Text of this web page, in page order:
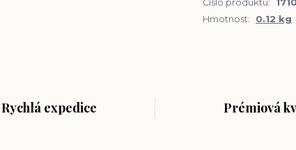
Hmotnost:
0.12 kg
Rychlá expedice Prémiová